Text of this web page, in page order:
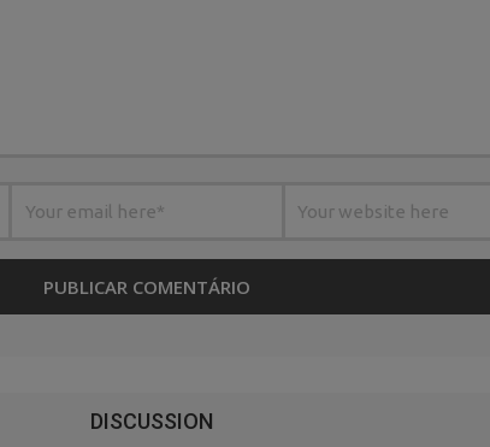
DISCUSSION